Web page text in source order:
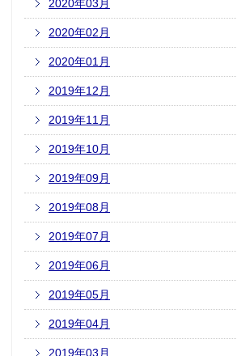
2020年03月
2020年02月
2020年01月
2019年12月
2019年11月
2019年10月
2019年09月
2019年08月
2019年07月
2019年06月
2019年05月
2019年04月
2019年03月